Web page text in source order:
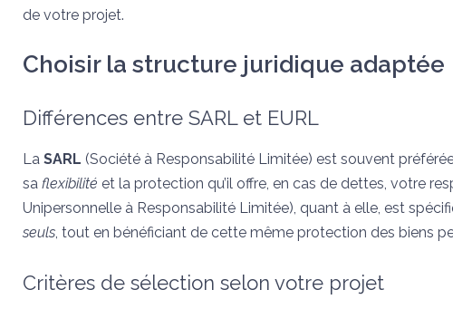
de votre projet.
Choisir la structure juridique adaptée
Différences entre SARL et EURL
La SARL (Société à Responsabilité Limitée) est souvent
sa flexibilité et la protection qu’il offre, en cas de dettes, votre
Unipersonnelle à Responsabilité Limitée), quant à elle, est
seuls, tout en bénéficiant de cette même protection des biens
Critères de sélection selon votre projet